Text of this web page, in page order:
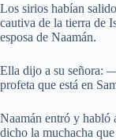
Los sirios habían
cautiva de la tierra de
esposa de Naamán.
Ella dijo a su señora:
profeta que está en
Naamán entró y
dicho la muchacha